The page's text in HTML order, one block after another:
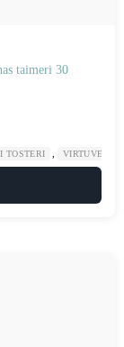
taimeri 30
TOSTERI VIRTUVE